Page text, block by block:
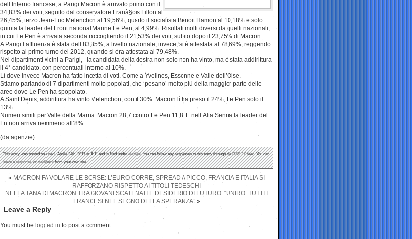
dell’Interno francese, a Parigi Macron è arrivato primo con il
34,83% dei voti, seguito dal conservatore Franà§ois Fillon al
26,45%; terzo Jean-Luc Melenchon al 19,56%, quarto il socialista Benoit Hamon al 10,18% e solo
quinta la leader del Front national Marine Le Pen, al 4,99%. Risultati molti diversi da quelli nazionali,
in cui Le Pen è arrivata seconda raccogliendo il 21,53% dei voti, subito dopo il 23,75% di Macron.
A Parigi l’affluenza è stata dell’83,85%; a livello nazionale, invece, si è attestata al 78,69%, reggendo
rispetto al primo turno del 2012, quando si era attestata al 79,48%.
Nei dipartimenti vicini a Parigi, la candidata della destra non solo non ha vinto, ma è stata addirittura
il 4° candidato, con percentuali intorno al 10%.
Lì dove invece Macron ha fatto incetta di voti. Come a Yvelines, Essonne e Valle dell’Oise.
Stiamo parlando di 7 dipartimenti molto popolati, che ‘pesano’ molto più della maggior parte delle
aree dove Le Pen ha spopolato.
A Saint Denis, addirittura ha vinto Melenchon, con il 30%. Macron lì ha preso il 24%, Le Pen solo il
13%.
Numeri simili per Valle della Marna: Macron 28,7 contro Le Pen 11,8. E nell’Alta Senna la leader del
Fn non arriva nemmeno all’8%.
(da agenzie)
This entry was posted on lunedì, Aprile 24th, 2017 at 11:11 and is filed underelezioni. You can follow any responses to this entry through theRSS 2.0feed. You can
leave a response, ortrackbackfrom your own site.
« MACRON FA VOLARE LE BORSE: L’EURO CORRE, SPREAD A PICCO, FRANCIA E ITALIA SI
RAFFORZANO RISPETTO AI TITOLI TEDESCHI
NELLA TANA DI MACRON TRA GIOVANI SCATENATI E DESIDERIO DI FUTURO: “UNIRO’ TUTTI I
FRANCESI NEL SEGNO DELLA SPERANZA”»
Leave a Reply
You must be logged in to post a comment.